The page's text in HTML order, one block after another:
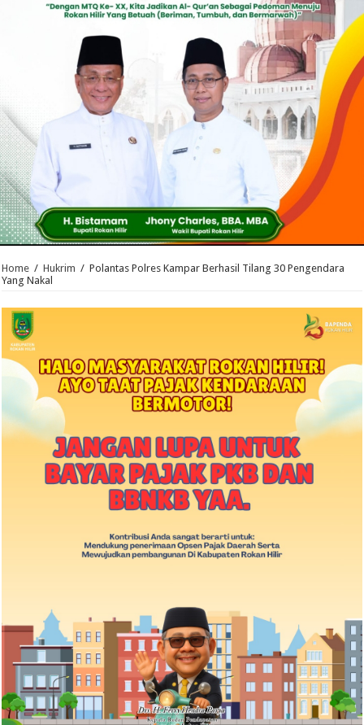
Home / Hukrim / Polantas Polres Kampar Berhasil Tilang 30 Pengendara
Yang Nakal